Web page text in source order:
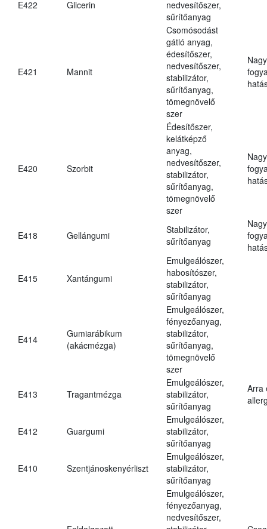
E422 Glicerin
nedvesítőszer,
sűrítőanyag
E421 Mannit
Csomósodást
gátló anyag,
édesítőszer,
nedvesítőszer,
stabilizátor,
sűrítőanyag,
tömegnövelő
szer
E420 Szorbit
Édesítőszer,
kelátképző
anyag,
nedvesítőszer,
stabilizátor,
sűrítőanyag,
tömegnövelő
szer
E418 Gellángumi
Stabilizátor,
sűrítőanyag
E415 Xantángumi
Emulgeálószer,
habosítószer,
stabilizátor,
sűrítőanyag
E414
Gumiarábikum
(akácmézga)
Emulgeálószer,
fényezőanyag,
stabilizátor,
sűrítőanyag,
tömegnövelő
szer
E413 Tragantmézga
Emulgeálószer,
stabilizátor,
sűrítőanyag
Arra
E412 Guargumi
Emulgeálószer,
stabilizátor,
sűrítőanyag
E410 Szentjánoskenyérliszt
Emulgeálószer,
stabilizátor,
sűrítőanyag
Emulgeálószer,
fényezőanyag,
nedvesítőszer,